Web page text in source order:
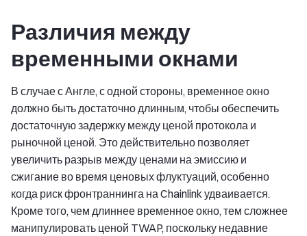
Различия между
временными окнами
В случае с Англе, с одной стороны, временное окно
должно быть достаточно длинным, чтобы обеспечить
достаточную задержку между ценой протокола и
рыночной ценой. Это действительно позволяет
увеличить разрыв между ценами на эмиссию и
сжигание во время ценовых флуктуаций, особенно
когда риск фронтраннинга на Chainlink удваивается.
Кроме того, чем длиннее временное окно, тем сложнее
манипулировать ценой TWAP, поскольку недавние